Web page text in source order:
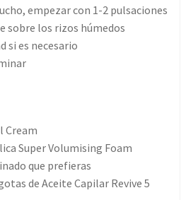
empezar con 1-2 pulsaciones
sobre los rizos húmedos
si es necesario
Cream
Super Volumising Foam
que prefieras
de Aceite Capilar Revive 5